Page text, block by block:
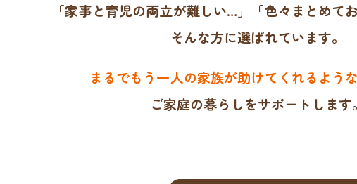
「家事と育児の両立が難しい…」「色々まとめて
そんな方に選ばれています。
まるでもう一人の家族が助けてくれるよう
ご家庭の暮らしをサポートします。